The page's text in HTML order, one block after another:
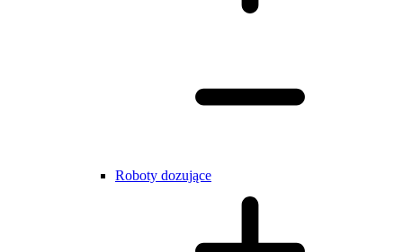
Roboty dozujące